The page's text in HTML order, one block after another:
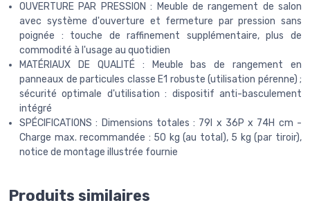
OUVERTURE PAR PRESSION : Meuble de rangement de salon
avec système d'ouverture et fermeture par pression sans
poignée : touche de raffinement supplémentaire, plus de
commodité à l'usage au quotidien
MATÉRIAUX DE QUALITÉ : Meuble bas de rangement en
panneaux de particules classe E1 robuste (utilisation pérenne) ;
sécurité optimale d'utilisation : dispositif anti-basculement
intégré
SPÉCIFICATIONS : Dimensions totales : 79l x 36P x 74H cm -
Charge max. recommandée : 50 kg (au total), 5 kg (par tiroir),
notice de montage illustrée fournie
Produits similaires